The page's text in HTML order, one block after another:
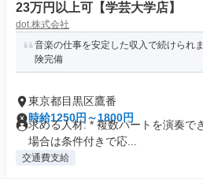
23万円以上可【学芸大学店】
dot.株式会社
音楽の仕事を安定した収入で続けられ
険完備
東京都目黒区鷹番
時給1250円～1800円
求める人材: * 複数パートを演奏で
場合は条件付きで応...
交通費支給